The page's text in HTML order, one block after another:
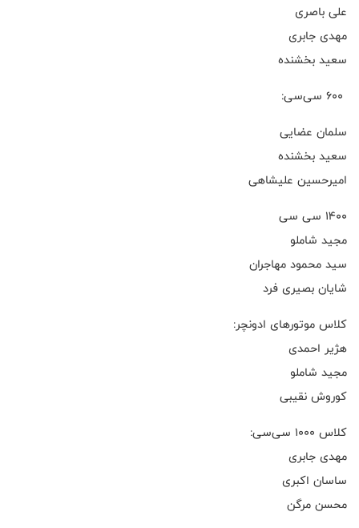
علی باصری
مهدی جابری
سعید بخشنده
سلمان عضایی
سعید بخشنده
امیرحسین علیشاهی
۱۴۰۰ سی سی
مجید شاملو
سید محمود مهاجران
شایان بصیری فرد
کلاس موتورهای ادونچر:
هژیر احمدی
مجید شاملو
کوروش نقیبی
کلاس ۱۰۰۰ سی‌سی:
مهدی جابری
ساسان اکبری
محسن مرگن